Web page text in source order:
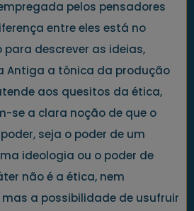
pelos pensadores
entre eles está no
descrever as ideias,
Antiga a tônica da produção
aos quesitos da ética,
se a clara noção de que o
seja o poder de um
ideologia ou o poder de
não é a ética, nem
a possibilidade de usufruir